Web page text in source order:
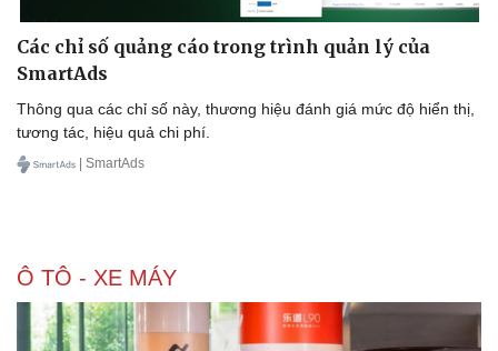
Các chỉ số quảng cáo trong trình quản lý của
SmartAds
Thông qua các chỉ số này, thương hiệu đánh giá mức độ hiển thị,
tương tác, hiệu quả chi phí.
| SmartAds
Ô TÔ - XE MÁY